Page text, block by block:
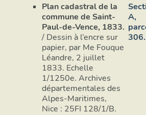
avec les
visibles
porte de
(chapelle
Dame-de-
Charles et
en arc en
installée au
Plan cadastral de la
commune de Saint-
Paul-de-Vence, 1833.
/ Dessin à l’encre sur
papier, par Me Fouque
Léandre, 2 juillet
1833. Echelle
1/1250e. Archives
départementales des
Alpes-Maritimes,
Nice : 25FI 128/1/B.
A,
306.